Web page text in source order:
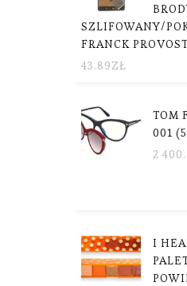
SZLIFOWANY/
FRANCK PROVOST
43.89ZŁ
TOM
001
2
I